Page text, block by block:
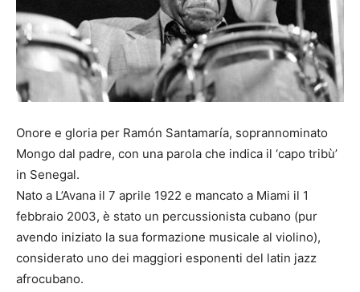
Onore e gloria per Ramón Santamaría, soprannominato
Mongo dal padre, con una parola che indica il ‘capo tribù’
in Senegal.
Nato a L’Avana il 7 aprile 1922 e mancato a Miami il 1
febbraio 2003, è stato un percussionista cubano (pur
avendo iniziato la sua formazione musicale al violino),
considerato uno dei maggiori esponenti del latin jazz
afrocubano.